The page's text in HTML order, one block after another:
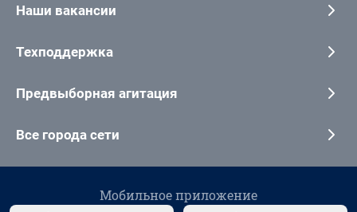
Наши вакансии
Техподдержка
Предвыборная агитация
Все города сети
Мобильное приложение